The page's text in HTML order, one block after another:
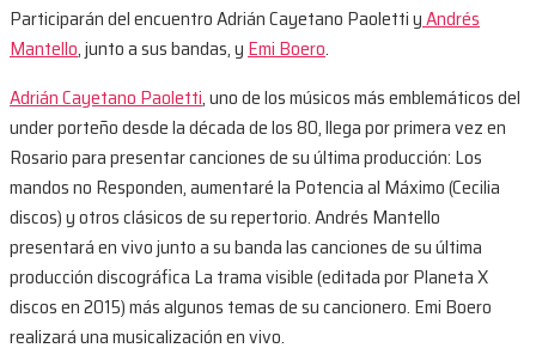
Participarán del encuentro Adrián Cayetano Paoletti yAndrés
Mantello, junto a sus bandas, yEmi Boero.
Adrián Cayetano Paoletti, uno de los músicos más emblemáticos del
under porteño desde la década de los 80, llega por primera vez en
Rosario para presentar canciones de su última producción: Los
mandos no Responden, aumentaré la Potencia al Máximo (Cecilia
discos) y otros clásicos de su repertorio. Andrés Mantello
presentará en vivo junto a su banda las canciones de su última
producción discográfica La trama visible (editada por Planeta X
discos en 2015) más algunos temas de su cancionero. Emi Boero
realizará una musicalización en vivo.